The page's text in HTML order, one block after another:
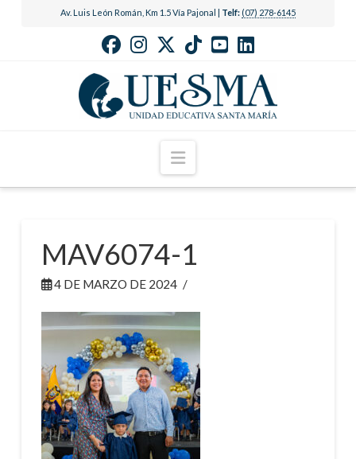
Av. Luis León Román, Km 1.5 Vía Pajonal | Telf: (07) 278-6145
Navigation
MAV6074-1
4 DE MARZO DE 2024